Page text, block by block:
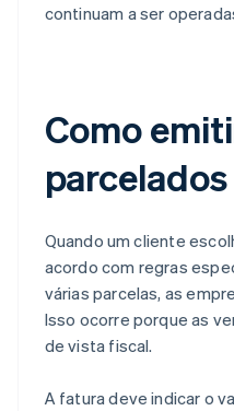
continuam a ser
Como
parcelados
Quando um cliente
acordo com regras
várias parcelas, as
Isso ocorre porque as
de vista fiscal.
A fatura deve indicar o